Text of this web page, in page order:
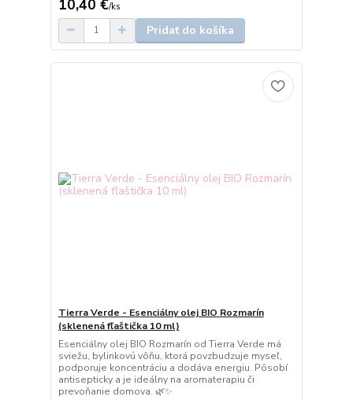
10,40 €/ks
Pridať do košíka
Tierra Verde - Esenciálny olej BIO Rozmarín
(sklenená fľaštička 10 ml)
Esenciálny olej BIO Rozmarín od Tierra Verde má
sviežu, bylinkovú vôňu, ktorá povzbudzuje myseľ,
podporuje koncentráciu a dodáva energiu. Pôsobí
antisepticky a je ideálny na aromaterapiu či
prevoňanie domova. 🌿✨